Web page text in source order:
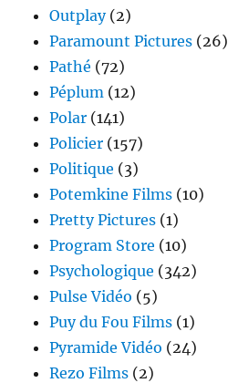
Outplay(2)
Paramount Pictures (26)
Pathé (72)
Péplum (12)
Polar (141)
Policier (157)
Politique (3)
Potemkine Films (10)
Pretty Pictures (1)
Program Store (10)
Psychologique (342)
Pulse Vidéo (5)
Puy du Fou Films (1)
Pyramide Vidéo (24)
Rezo Films (2)